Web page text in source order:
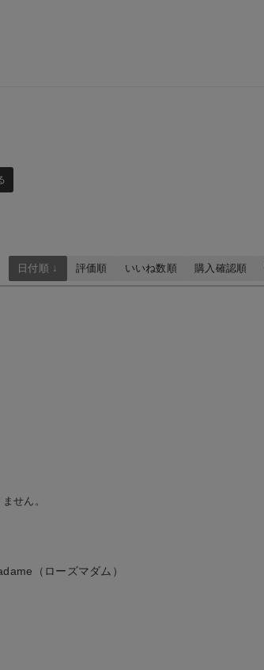
日付順 ↓ 評価順 いいね数順 購入確認順
せん。
（ローズマダム）